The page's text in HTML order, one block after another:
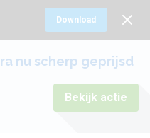
Download
nu scherp geprijsd
Bekijk actie